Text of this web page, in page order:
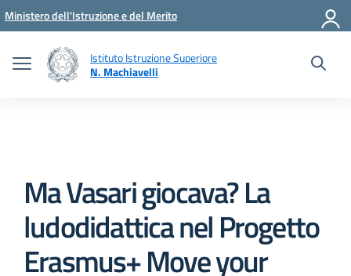
Vai ai contenuti
Vai al menu di navigazione
Vai al footer
Ministero dell'Istruzione e del Merito
Istituto Istruzione Superiore
N. Machiavelli
Ma Vasari giocava? La
ludodidattica nel Progetto
Erasmus+ Move your